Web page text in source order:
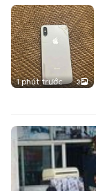
1 phút trước 3